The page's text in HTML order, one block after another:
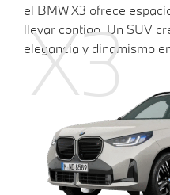
el BMW X3 ofrece
llevar contigo. Un SUV
elegancia y dinamismo
X3